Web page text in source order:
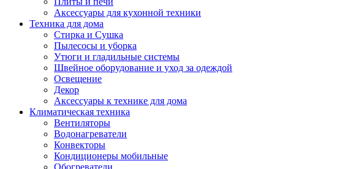
Аксессуары для кухонной техники
Техника для дома
Стирка и Сушка
Пылесосы и уборка
Утюги и гладильные системы
Швейное оборудование и уход за одеждой
Освещение
Декор
Аксессуары к технике для дома
Климатическая техника
Вентиляторы
Водонагреватели
Конвекторы
Кондиционеры мобильные
Обогреватели